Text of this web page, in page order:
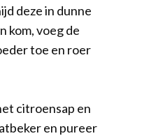
deze in dunne
kom, voeg de
toe en roer
citroensap en
en pureer